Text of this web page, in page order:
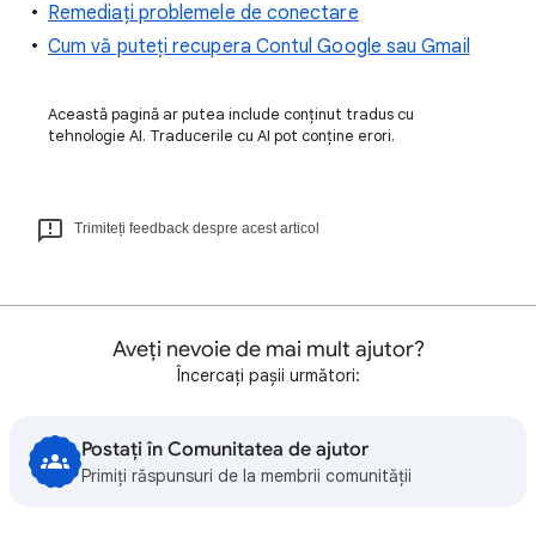
Remediați problemele de conectare
Cum vă puteți recupera Contul Google sau Gmail
Această pagină ar putea include conținut tradus cu
tehnologie AI. Traducerile cu AI pot conține erori.
Trimiteți feedback despre acest articol
Aveți nevoie de mai mult ajutor?
Încercați pașii următori:
Postați în Comunitatea de ajutor
Primiți răspunsuri de la membrii comunității